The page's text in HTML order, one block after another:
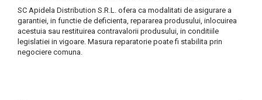
SC Apidela Distribution S.R.L. ofera ca modalitati de asigurare a
garantiei, in functie de deficienta, repararea produsului, inlocuirea
acestuia sau restituirea contravalorii produsului, in conditiile
legislatiei in vigoare. Masura reparatorie poate fi stabilita prin
negociere comuna.